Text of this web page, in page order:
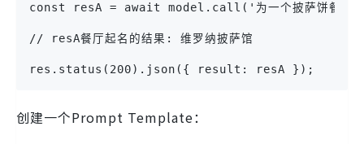
const resA = await model.call('为一个披萨饼餐厅起
// resA餐厅起名的结果: 维罗纳披萨馆
res.status(200).json({ result: resA });
创建一个Prompt Template：